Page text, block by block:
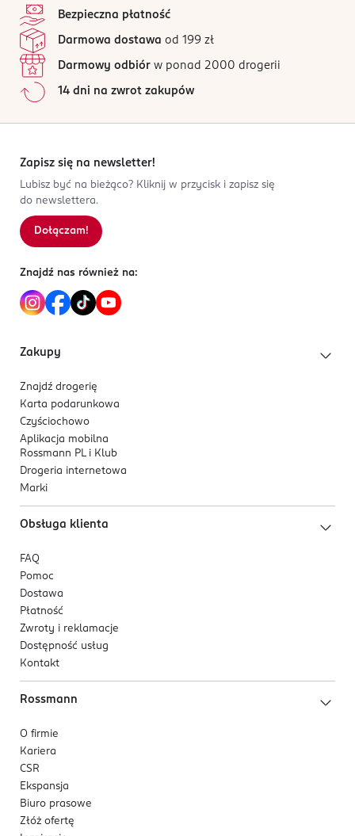
Bezpieczna płatność
Darmowa dostawa od 199 zł
Darmowy odbiór w ponad 2000 drogerii
14 dni na zwrot zakupów
Zapisz się na newsletter!
Lubisz być na bieżąco? Kliknij w przycisk i zapisz się
do newslettera.
Dołączam!
Znajdź nas również na:
Zakupy
Znajdź drogerię
Karta podarunkowa
Czyściochowo
Aplikacja mobilna
Rossmann PL i Klub
Drogeria internetowa
Marki
Obsługa klienta
FAQ
Pomoc
Dostawa
Płatność
Zwroty i reklamacje
Dostępność usług
Kontakt
Rossmann
O firmie
Kariera
CSR
Ekspansja
Biuro prasowe
Złóż ofertę